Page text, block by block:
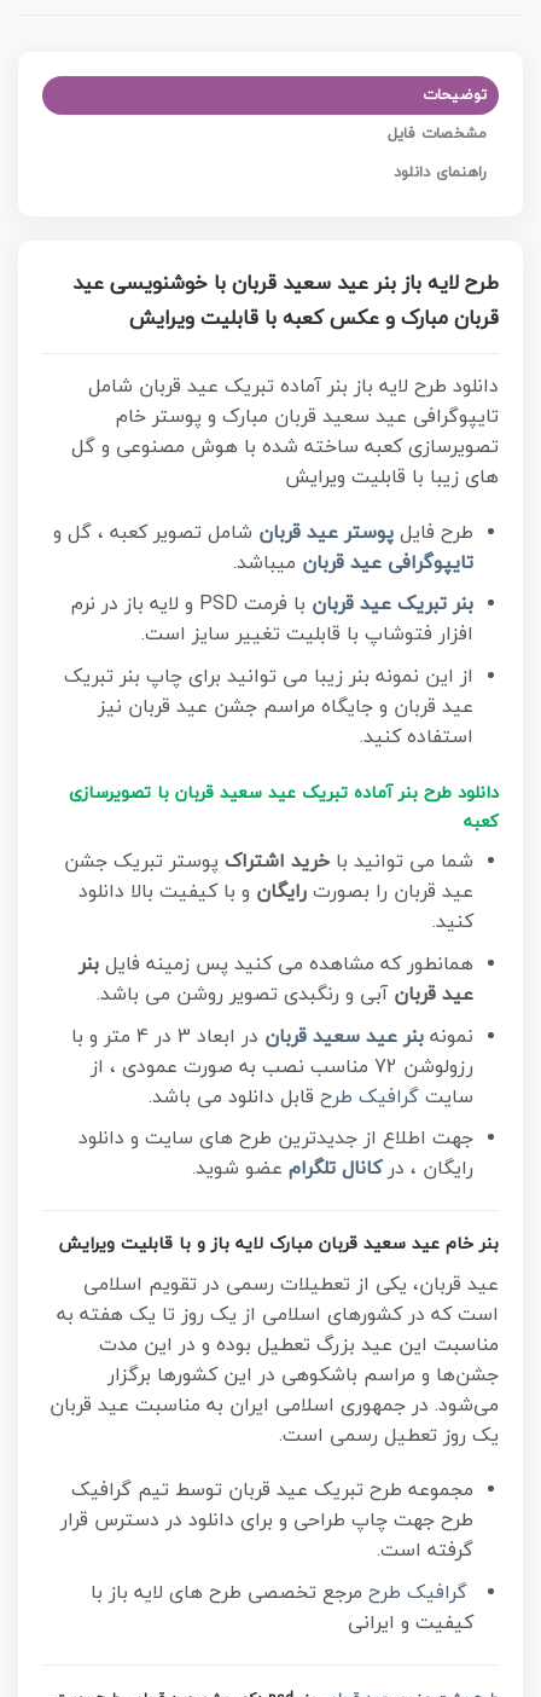
توضیحات
مشخصات فایل
راهنمای دانلود
طرح لایه باز بنر عید سعید قربان با خوشنویسی عید
قربان مبارک و عکس کعبه با قابلیت ویرایش
دانلود طرح لایه باز بنر آماده تبریک عید قربان شامل
تایپوگرافی عید سعید قربان مبارک و پوستر خام
تصویرسازی کعبه ساخته شده با هوش مصنوعی و گل
های زیبا با قابلیت ویرایش
طرح فایل پوستر عید قربان شامل تصویر کعبه ، گل و
تایپوگرافی عید قربان میباشد.
بنر تبریک عید قربان
با فرمت PSD و لایه باز در نرم
افزار فتوشاپ با قابلیت تغییر سایز است.
از این نمونه بنر زیبا می توانید برای چاپ بنر تبریک
عید قربان و جایگاه مراسم جشن عید قربان نیز
استفاده کنید.
دانلود طرح بنر آماده تبریک عید سعید قربان با تصویرسازی
کعبه
شما می توانید با خرید اشتراکپوستر تبریک جشن
عید قربان را بصورت رایگان و با کیفیت بالا دانلود
کنید.
همانطور که مشاهده می کنید پس زمینه فایل بنر
عید قربان آبی و رنگبدی تصویر روشن می باشد.
نمونه بنر عید سعید قربان
در ابعاد 3 در 4 متر و با
رزولوشن 72 مناسب نصب به صورت عمودی ، از
سایت گرافیک طرحقابل دانلود می باشد.
جهت اطلاع از جدیدترین طرح های سایت و دانلود
رایگان ، درکانال تلگرامعضو شوید.
بنر خام عید سعید قربان مبارک لایه باز و با قابلیت ویرایش
عید قربان، یکی از تعطیلات رسمی در تقویم اسلامی
است که در کشورهای اسلامی از یک روز تا یک هفته به
مناسبت این عید بزرگ تعطیل بوده و در این مدت
جشن‌ها و مراسم باشکوهی در این کشورها برگزار
می‌شود. در جمهوری اسلامی ایران به مناسبت عید قربان
یک روز تعطیل رسمی است.
مجموعه طرح تبریک عید قربان توسط تیم گرافیک
طرح جهت چاپ طراحی و برای دانلود در دسترس قرار
گرفته است.
گرافیک طرحمرجع تخصصی طرح های لایه باز با
کیفیت و ایرانی